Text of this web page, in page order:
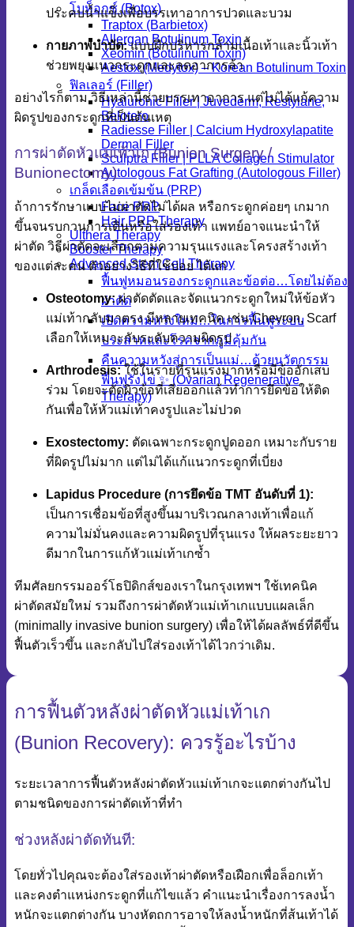
โบท็อกซ์ (Botox)
Traptox (Barbietox)
Allergan Botulinum Toxin
Xeomin (Botulinum Toxin)
Aestox (Medytox) – Korean Botulinum Toxin
ฟิลเลอร์ (Filler)
Hyaluronic Filler | Juvederm, Restylane,
Belotero
Radiesse Filler | Calcium Hydroxylapatite
Dermal Filler
Sculptra Filler | PLLA Collagen Stimulator
Autologous Fat Grafting (Autologous Filler)
เกล็ดเลือดเข้มข้น (PRP)
Face PRP
Hair PRP Therapy
Ulthera Therapy
Booster Therapy
Advanced Stem Cell Therapy
ฟื้นฟูหมอนรองกระดูกและข้อต่อ…โดยไม่ต้อง
ผ่าตัด
เปิดความหวังใหม่…ในการฟื้นฟูระบบ
ประสาทและโรคจากภูมิคุ้มกัน
คืนความหวังสู่การเป็นแม่…ด้วยนวัตกรรม
ฟื้นฟูรังไข่ ✨ (Ovarian Regenerative
Therapy)
ประคบน้ำแข็งเพื่อบรรเทาอาการปวดและบวม
กายภาพบำบัด:แบบฝึกบริหารกล้ามเนื้อเท้าและนิ้วเท้า
ช่วยพยุงแนวกระดูกและลดอาการล้า
อย่างไรก็ตาม วิธีเหล่านี้ช่วยบรรเทาอาการ แต่ไม่ได้แก้ความ
ผิดรูปของกระดูกที่เป็นต้นเหตุ
การผ่าตัดหัวแม่เท้าเก (Bunion Surgery /
Bunionectomy)
ถ้าการรักษาแบบไม่ผ่าตัดไม่ได้ผล หรือกระดูกค่อยๆ เกมาก
ขึ้นจนรบกวนการเดินหรือใส่รองเท้า แพทย์อาจแนะนำให้
ผ่าตัด วิธีผ่าตัดจะเลือกตามความรุนแรงและโครงสร้างเท้า
ของแต่ละคน ตัวอย่างวิธีที่ใช้บ่อย ได้แก่
Osteotomy:ผ่าตัดตัดและจัดแนวกระดูกใหม่ให้ข้อหัว
แม่เท้ากลับมาตรง มีหลายเทคนิค เช่น Chevron, Scarf
เลือกให้เหมาะกับระดับความผิดรูป
Arthrodesis:ใช้ในรายที่รุนแรงมากหรือมีข้ออักเสบ
ร่วม โดยจะตัดผิวข้อที่เสียออกแล้วทำการยึดข้อให้ติด
กันเพื่อให้หัวแม่เท้าคงรูปและไม่ปวด
Exostectomy: ตัดเฉพาะกระดูกปูดออก เหมาะกับราย
ที่ผิดรูปไม่มาก แต่ไม่ได้แก้แนวกระดูกที่เบี่ยง
Lapidus Procedure (การยึดข้อ TMT อันดับที่ 1):
เป็นการเชื่อมข้อที่สูงขึ้นมาบริเวณกลางเท้าเพื่อแก้
ความไม่มั่นคงและความผิดรูปที่รุนแรง ให้ผลระยะยาว
ดีมากในการแก้หัวแม่เท้าเกซ้ำ
ทีมศัลยกรรมออร์โธปิดิกส์ของเราในกรุงเทพฯ ใช้เทคนิค
ผ่าตัดสมัยใหม่ รวมถึงการผ่าตัดหัวแม่เท้าเกแบบแผลเล็ก
(minimally invasive bunion surgery) เพื่อให้ได้ผลลัพธ์ที่ดีขึ้น
ฟื้นตัวเร็วขึ้น และกลับไปใส่รองเท้าได้ไวกว่าเดิม.
การฟื้นตัวหลังผ่าตัดหัวแม่เท้าเก
(Bunion Recovery): ควรรู้อะไรบ้าง
ระยะเวลาการฟื้นตัวหลังผ่าตัดหัวแม่เท้าเกจะแตกต่างกันไป
ตามชนิดของการผ่าตัดเท้าที่ทำ
ช่วงหลังผ่าตัดทันที:
โดยทั่วไปคุณจะต้องใส่รองเท้าผ่าตัดหรือเฝือกเพื่อล็อกเท้า
และคงตำแหน่งกระดูกที่แก้ไขแล้ว คำแนะนำเรื่องการลงน้ำ
หนักจะแตกต่างกัน บางหัตถการอาจให้ลงน้ำหนักที่ส้นเท้าได้